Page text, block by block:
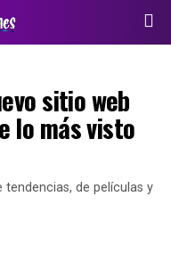
sitio web
lo más visto
de películas y